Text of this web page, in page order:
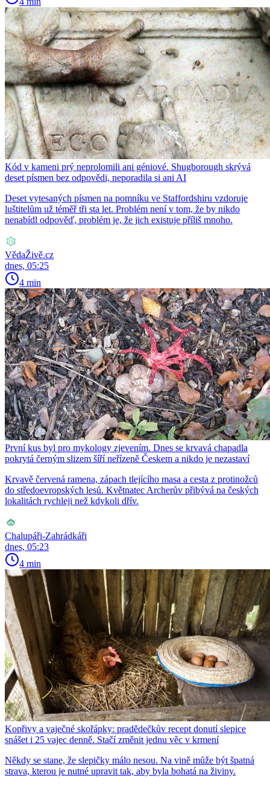
Kód v kameni prý neprolomili ani géniové. Shugborough skrývá
deset písmen bez odpovědi, neporadila si ani AI
Deset vytesaných písmen na pomníku ve Staffordshiru vzdoruje
luštitelům už téměř tři sta let. Problém není v tom, že by nikdo
nenabídl odpověď, problém je, že jich existuje příliš mnoho.
VědaŽivě.cz
dnes, 05:25
4 min
První kus byl pro mykology zjevením. Dnes se krvavá chapadla
pokrytá černým slizem šíří neřízeně Českem a nikdo je nezastaví
Krvavě červená ramena, zápach tlejícího masa a cesta z protinožců
do středoevropských lesů. Květnatec Archerův přibývá na českých
lokalitách rychleji než kdykoli dřív.
Chalupáři-Zahrádkáři
dnes, 05:23
4 min
Kopřivy a vaječné skořápky: pradědečkův recept donutí slepice
snášet i 25 vajec denně. Stačí změnit jednu věc v krmení
Někdy se stane, že slepičky málo nesou. Na vině může být špatná
strava, kterou je nutné upravit tak, aby byla bohatá na živiny.